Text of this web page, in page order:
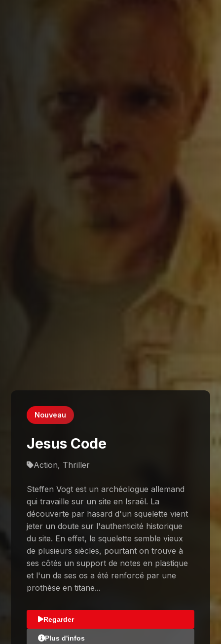
Nouveau
Jesus Code
Action, Thriller
Steffen Vogt est un archéologue allemand
qui travaille sur un site en Israël. La
découverte par hasard d'un squelette vient
jeter un doute sur l'authenticité historique
du site. En effet, le squelette semble vieux
de plusieurs siècles, pourtant on trouve à
ses côtés un support de notes en plastique
et l'un de ses os a été renforcé par une
prothèse en titane...
Regarder
Plus d'infos